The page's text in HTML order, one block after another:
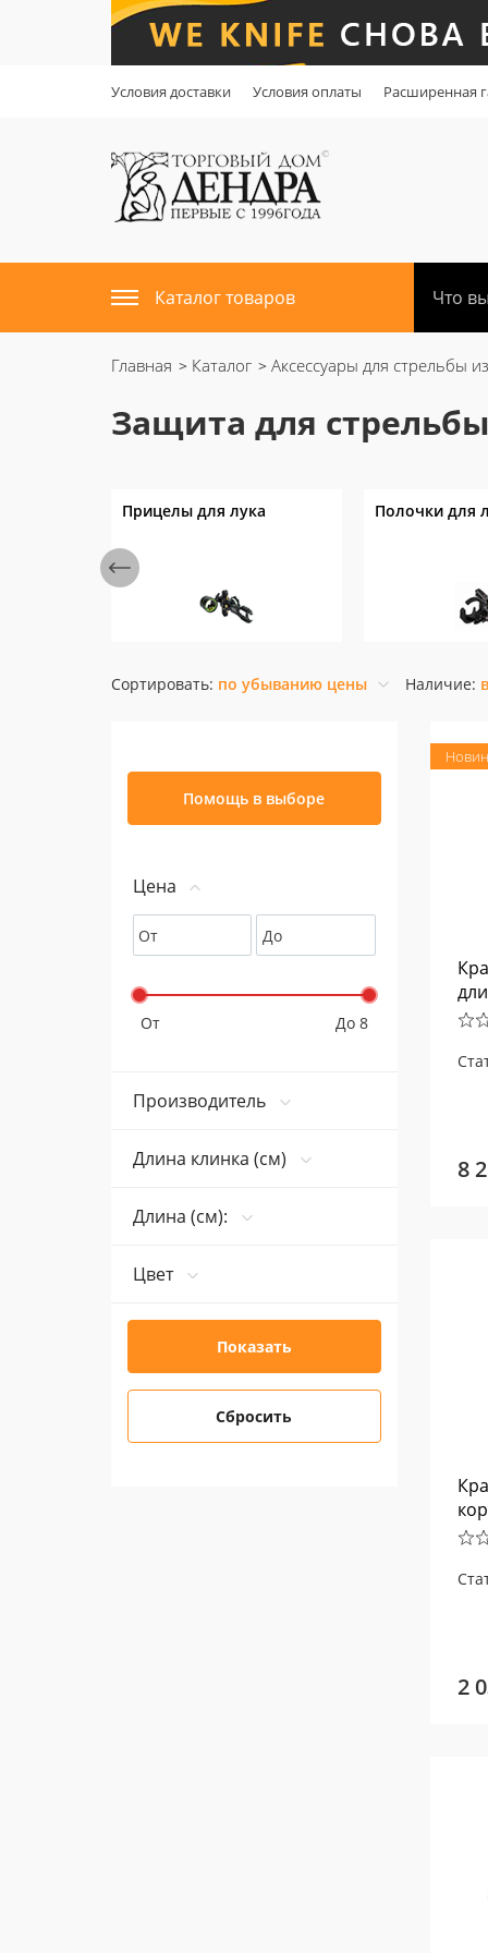
Условия доставки Условия оплаты Расширенная
Каталог товаров
Главная Каталог Аксессуары для стрельбы
Защита для
Прицелы для лука Полочки для
Сортировать: по убыванию цены Наличие:
Помощь в выборе
Цена
От До
От До 8
Производитель
Длина клинка (см)
Длина (см):
Цвет
8
2